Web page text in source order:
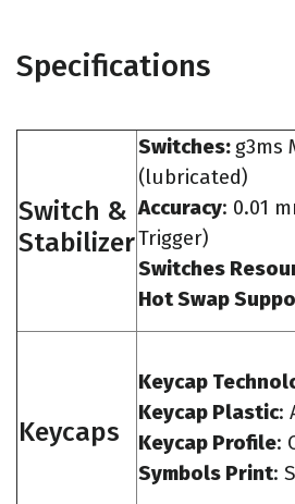
Specifications
Switch &
Stabilizer
Switches: g3ms
(lubricated)
Accuracy: 0.01
Trigger)
Switches
Hot Swap
Keycaps
Keycap
Keycap Plastic:
Keycap Profile:
Symbols Print: